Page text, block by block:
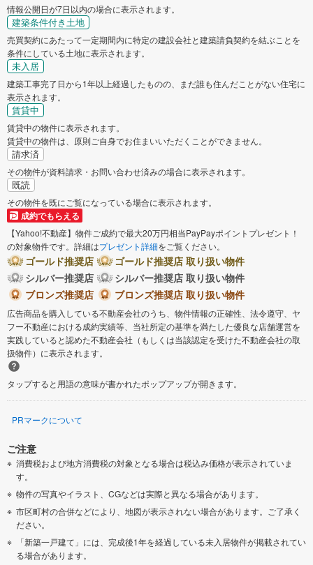
情報公開日が7日以内の場合に表示されます。
建築条件付き土地
売買契約にあたって一定期間内に特定の建設会社と建築請負契約を結ぶことを
条件にしている土地に表示されます。
未入居
建築工事完了日から1年以上経過したものの、まだ誰も住んだことがない住宅に
表示されます。
賃貸中
賃貸中の物件に表示されます。
賃貸中の物件は、原則ご自身でお住まいいただくことができません。
請求済
その物件が資料請求・お問い合わせ済みの場合に表示されます。
既読
その物件を既にご覧になっている場合に表示されます。
成約でもらえる
【Yahoo!不動産】物件ご成約で最大20万円相当PayPayポイントプレゼント！
の対象物件です。詳細はプレゼント詳細をご覧ください。
ゴールド推奨店
ゴールド推奨店 取り扱い物件
シルバー推奨店
シルバー推奨店 取り扱い物件
ブロンズ推奨店
ブロンズ推奨店 取り扱い物件
広告商品を購入している不動産会社のうち、物件情報の正確性、法令遵守、ヤ
フー不動産における成約実績等、当社所定の基準を満たした優良な店舗運営を
実践していると認めた不動産会社（もしくは当該認定を受けた不動産会社の取
扱物件）に表示されます。
タップすると用語の意味が書かれたポップアップが開きます。
PRマークについて
ご注意
消費税および地方消費税の対象となる場合は税込み価格が表示されていま
す。
物件の写真やイラスト、CGなどは実際と異なる場合があります。
市区町村の合併などにより、地図が表示されない場合があります。ご了承く
ださい。
「新築一戸建て」には、完成後1年を経過している未入居物件が掲載されてい
る場合があります。